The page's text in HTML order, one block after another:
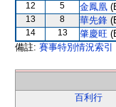
12 5 金鳳凰
13 8 華先鋒
14 13 肇慶旺
備註: 賽事特別情況索引
百利行